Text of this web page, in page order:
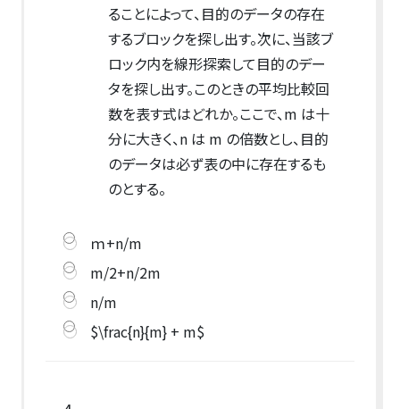
ることによって、目的のデータの存在
するブロックを探し出す。次に、当該ブ
ロック内を線形探索して目的のデー
タを探し出す。このときの平均比較回
数を表す式はどれか。ここで、m は十
分に大きく、n は m の倍数とし、目的
のデータは必ず表の中に存在するも
のとする。
ｍ+n/m
m/2+n/2m
n/m
$\frac{n}{m} + m$